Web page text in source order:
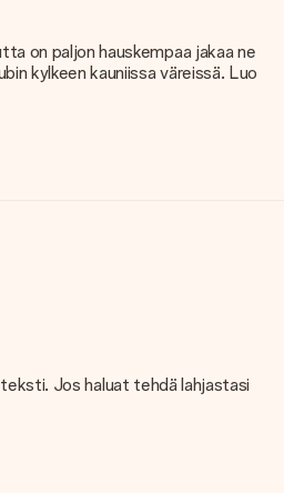
on paljon hauskempaa jakaa ne
kylkeen kauniissa väreissä. Luo
Jos haluat tehdä lahjastasi